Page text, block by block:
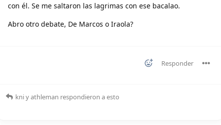
con él. Se me saltaron las lagrimas con ese bacalao.
Abro otro debate, De Marcos o Iraola?
Responder
kniyathleman respondieron a esto